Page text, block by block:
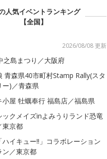
人気イベントランキング
【全国】
2026/08/08 更新
之島まつり／大阪府
青森県40市町村Stamp Rally(スタ
ー)／青森県
小屋 牡蠣奉行 福島店／福島県
ックメイズinよみうりランド恐竜
東京都
ハイキュー!!」コラボレーション
ン／東京都